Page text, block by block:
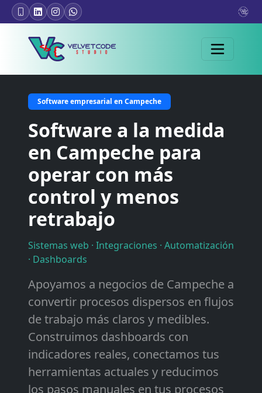
Software empresarial en Campeche
Software a la medida
en Campeche para
operar con más
control y menos
retrabajo
Sistemas web · Integraciones · Automatización
· Dashboards
Apoyamos a negocios de Campeche a
convertir procesos dispersos en flujos
de trabajo más claros y medibles.
Construimos dashboards con
indicadores reales, conectamos tus
herramientas actuales y reducimos
los pasos manuales en tus procesos